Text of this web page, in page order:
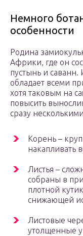
Немного
особенности
Родина
Африки, где он
пустынь и саванн.
обладает всеми
хотя таковым на
повысить
сразу
Корень –
накапливать
Листья –
собраны в
плотной
снижающей
Листовые
утолщенные